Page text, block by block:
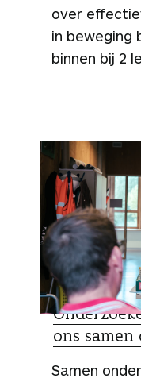
over
in beweging
binnen bij 2
ZO DOEN ZIJ
ons
Samen